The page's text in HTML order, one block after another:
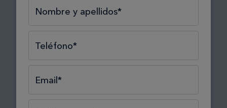
Selecciona el tipo*
Selecciona el área*
Selecciona la formación*
Nombre y apellidos*
Teléfono*
Email*